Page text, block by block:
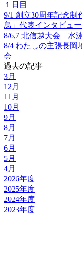
１日目
9/1 創立30周年記念制
鳥」代表インタビュー
8/6,7 北信越大会 水
8/4 わたしの主張長岡
会
過去の記事
3月
12月
11月
10月
9月
8月
7月
6月
5月
4月
2026年度
2025年度
2024年度
2023年度